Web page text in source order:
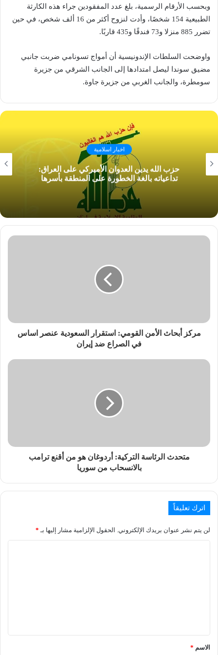
وبحسب الأرقام الرسمية، بلغ عدد المفقودين جراء هذه الكارثة
الطبيعية 154 شخصًا، وأدت لنزوح أكثر من 16 ألف شخص، في حين
تضرر 885 منزلا و73 فندقًا و435 قاربًا.
واوضحت السلطات الإندونيسية أن أمواج تسونامي ضربت جانبي
مضيق سوندا ليصل امتدادها إلى الجانب الشرقي من جزيرة
سومطرة، والجانب الغربي من جزيرة جاوة.
اخبار اسلامية
حزب الله يدين العدوان الأميركي على العراق:
تداعياته بالغة الخطورة على المنطقة بأسرها
مركز أبحاث الأمن القومي: استقرار السعودية عنصر اساس
في الصراع ضد إيران
متحدث الرئاسة التركية: أردوغان هو من أقنع ترامب
بالانسحاب من سوريا
اترك تعليقاً
لن يتم نشر عنوان بريدك الإلكتروني. الحقول الإلزامية مشار إليها بـ *
الاسم *